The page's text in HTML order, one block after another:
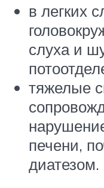
в легких
слуха и
тяжелые
печени,
диатезом.